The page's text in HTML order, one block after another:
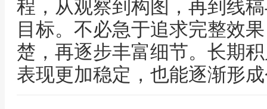
程，从观察到构图，再到线
目标。不必急于追求完整效
楚，再逐步丰富细节。长期
表现更加稳定，也能逐渐形